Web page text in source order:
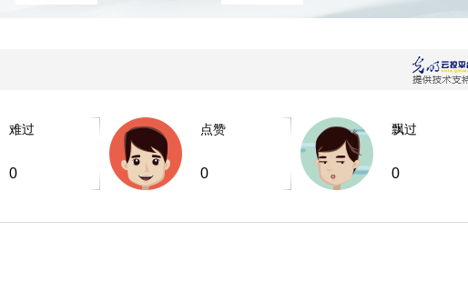
难过
0
点赞
0
飘过
0